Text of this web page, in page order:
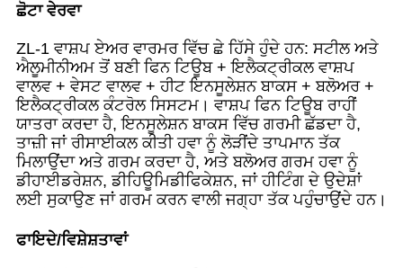
ਛੋਟਾ ਵੇਰਵਾ
ZL-1 ਵਾਸ਼ਪ ਏਅਰ ਵਾਰਮਰ ਵਿੱਚ ਛੇ ਹਿੱਸੇ ਹੁੰਦੇ ਹਨ: ਸਟੀਲ ਅਤੇ
ਐਲੂਮੀਨੀਅਮ ਤੋਂ ਬਣੀ ਫਿਨ ਟਿਊਬ + ਇਲੈਕਟ੍ਰੀਕਲ ਵਾਸ਼ਪ
ਵਾਲਵ + ਵੇਸਟ ਵਾਲਵ + ਹੀਟ ਇਨਸੂਲੇਸ਼ਨ ਬਾਕਸ + ਬਲੋਅਰ +
ਇਲੈਕਟ੍ਰੀਕਲ ਕੰਟਰੋਲ ਸਿਸਟਮ। ਵਾਸ਼ਪ ਫਿਨ ਟਿਊਬ ਰਾਹੀਂ
ਯਾਤਰਾ ਕਰਦਾ ਹੈ, ਇਨਸੂਲੇਸ਼ਨ ਬਾਕਸ ਵਿੱਚ ਗਰਮੀ ਛੱਡਦਾ ਹੈ,
ਤਾਜ਼ੀ ਜਾਂ ਰੀਸਾਈਕਲ ਕੀਤੀ ਹਵਾ ਨੂੰ ਲੋੜੀਂਦੇ ਤਾਪਮਾਨ ਤੱਕ
ਮਿਲਾਉਂਦਾ ਅਤੇ ਗਰਮ ਕਰਦਾ ਹੈ, ਅਤੇ ਬਲੋਅਰ ਗਰਮ ਹਵਾ ਨੂੰ
ਡੀਹਾਈਡਰੇਸ਼ਨ, ਡੀਹਿਊਮਿਡੀਫਿਕੇਸ਼ਨ, ਜਾਂ ਹੀਟਿੰਗ ਦੇ ਉਦੇਸ਼ਾਂ
ਲਈ ਸੁਕਾਉਣ ਜਾਂ ਗਰਮ ਕਰਨ ਵਾਲੀ ਜਗ੍ਹਾ ਤੱਕ ਪਹੁੰਚਾਉਂਦੇ ਹਨ।
ਫਾਇਦੇ/ਵਿਸ਼ੇਸ਼ਤਾਵਾਂ